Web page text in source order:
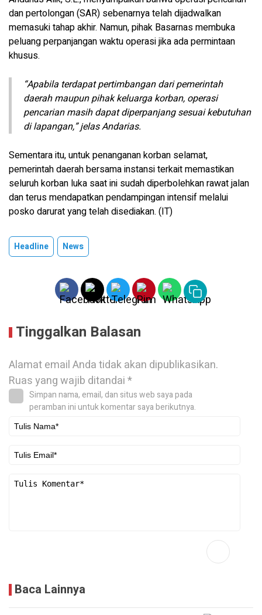
dan pertolongan (SAR) sebenarnya telah dijadwalkan
memasuki tahap akhir. Namun, pihak Basarnas membuka
peluang perpanjangan waktu operasi jika ada permintaan
khusus.
“Apabila terdapat pertimbangan dari pemerintah
daerah maupun pihak keluarga korban, operasi
pencarian masih dapat diperpanjang sesuai kebutuhan
di lapangan,” jelas Andarias.
​Sementara itu, untuk penanganan korban selamat,
pemerintah daerah bersama instansi terkait memastikan
seluruh korban luka saat ini sudah diperbolehkan rawat jalan
dan terus mendapatkan pendampingan intensif melalui
posko darurat yang telah disediakan. (IT)
Headline News
Tinggalkan Balasan
Alamat email Anda tidak akan dipublikasikan.
Ruas yang wajib ditandai*
Simpan nama, email, dan situs web saya pada
peramban ini untuk komentar saya berikutnya.
Baca Lainnya